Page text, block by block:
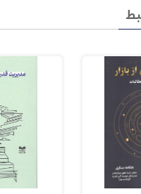
و کامل بررسی نموده و
است و از چارچوبی
مثل آبشار قیمت خالص
دیگری هم دارد که در
این کتاب از قابلیت
مزیت